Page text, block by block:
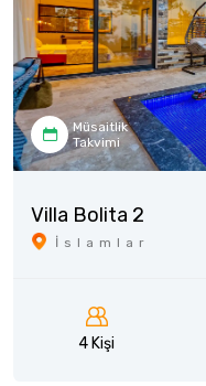
Müsaitlik
Takvimi
Villa Bolita 2
İslamlar
4 Kişi